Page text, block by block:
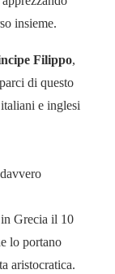
insieme.
Filippo,
di questo
e inglesi
Grecia il 10
lo portano
aristocratica.